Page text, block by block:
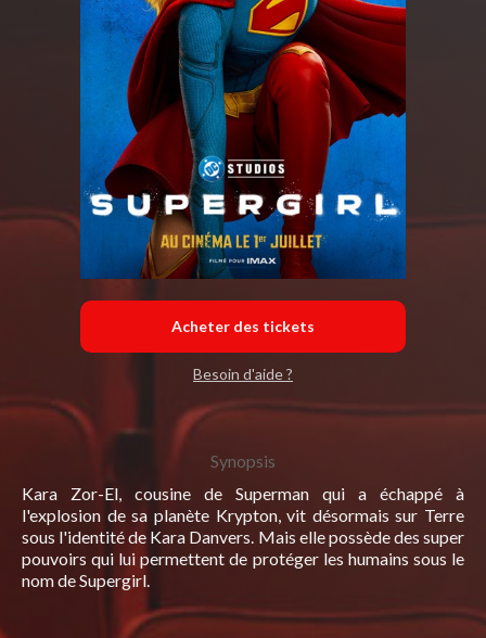
Acheter des tickets
Besoin d'aide ?
Synopsis
Kara Zor-El, cousine de Superman qui a échappé à
l'explosion de sa planète Krypton, vit désormais sur Terre
sous l'identité de Kara Danvers. Mais elle possède des super
pouvoirs qui lui permettent de protéger les humains sous le
nom de Supergirl.